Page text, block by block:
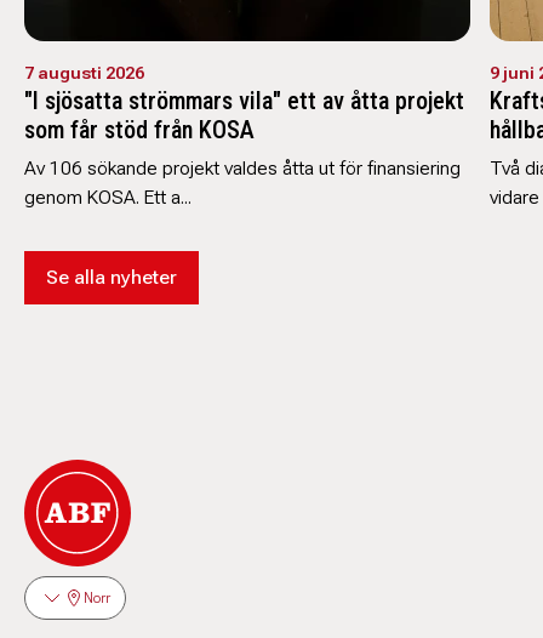
7 augusti 2026
"I sjösatta strömmars vila" ett av åtta projekt
som får stöd från KOSA
Av 106 sökande projekt valdes åtta ut för finansiering
genom KOSA. Ett a...
9 juni
Två
Se alla nyheter
Norr